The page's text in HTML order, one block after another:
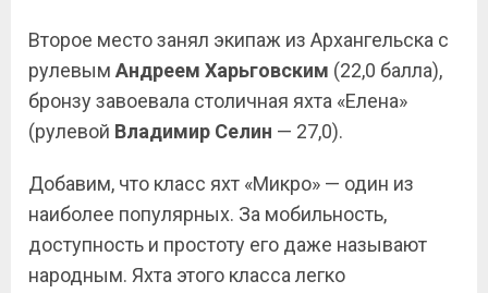
Второе место занял экипаж из Архангельска с
рулевым Андреем Харьговским (22,0 балла),
бронзу завоевала столичная яхта «Елена»
(рулевой Владимир Селин — 27,0).
Добавим, что класс яхт «Микро» — один из
наиболее популярных. За мобильность,
доступность и простоту его даже называют
народным. Яхта этого класса легко